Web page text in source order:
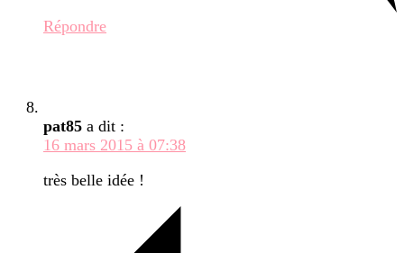
Répondre
pat85 a dit :
16 mars 2015 à 07:38
très belle idée !